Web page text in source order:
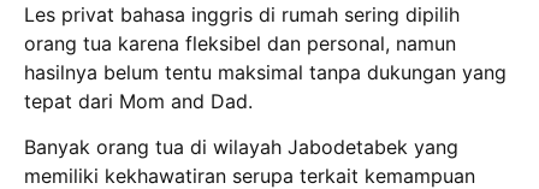
Les privat bahasa inggris di rumah sering dipilih
orang tua karena fleksibel dan personal, namun
hasilnya belum tentu maksimal tanpa dukungan yang
tepat dari Mom and Dad.
Banyak orang tua di wilayah Jabodetabek yang
memiliki kekhawatiran serupa terkait kemampuan